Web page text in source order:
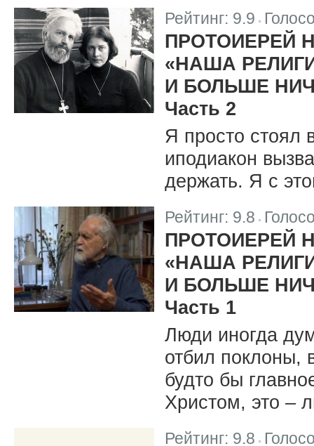
Рейтинг: 9.9
ПРОТОИЕРЕЙ
«НАША
И БОЛЬШЕ
Часть 2
Я просто стоял
иподиакон
держать. Я с
Рейтинг: 9.8
ПРОТОИЕРЕЙ
«НАША
И БОЛЬШЕ
Часть 1
Люди иногда
отбил поклоны,
будто бы
Христом, это –
Рейтинг: 9.8